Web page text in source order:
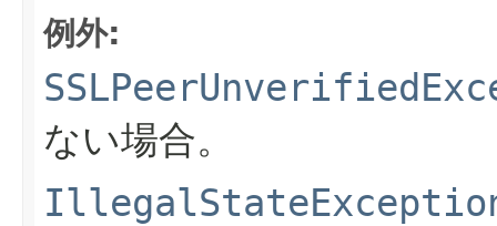
例外:
ない場合。